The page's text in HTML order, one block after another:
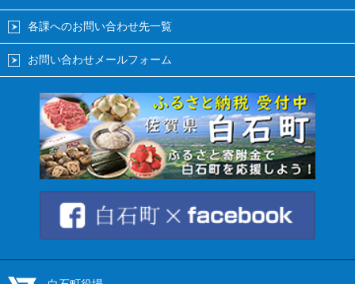
各課へのお問い合わせ先一覧
お問い合わせメールフォーム